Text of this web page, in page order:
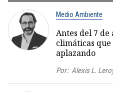
Medio Ambiente
Antes del 7 de
climáticas
aplazando
Por: Alexis L.